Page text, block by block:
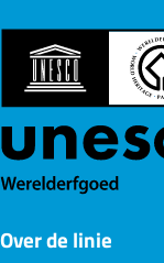
Over de linie